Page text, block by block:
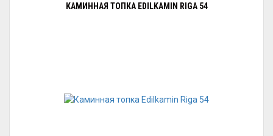
КАМИННАЯ ТОПКА EDILKAMIN RIGA 54